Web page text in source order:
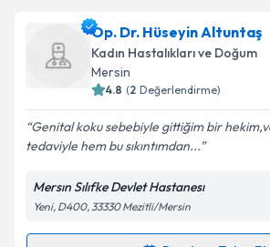
Takvim Talebini
Op. Dr. Serap Mollaoğlu Özveren
takvimi talebi oluşturun. Size bu
almanız için bir takvim
bilgilendireceğiz.
E-posta Adresiniz
Kişisel verilerimin işlenmesine
Metni'ni okudum ve kişisel
Op. Dr. Hüseyin Altuntaş
Kadın Hastalıkları ve Doğum
Mersin
4.8 (2 Değerlendirme)
Genital koku sebebiyle gittiğim bir
tedaviyle hem bu sıkıntımdan...
Mersın Sılıfke Devlet Hastanesı
Yeni, D400, 33330 Mezitli/Mersin